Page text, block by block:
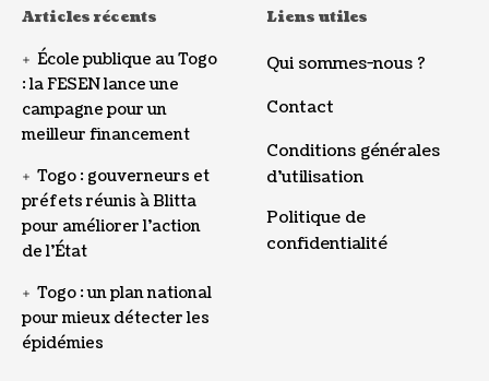
Articles récents
École publique au Togo
: la FESEN lance une
campagne pour un
meilleur financement
Togo : gouverneurs et
préfets réunis à Blitta
pour améliorer l’action
de l’État
Togo : un plan national
pour mieux détecter les
épidémies
Liens utiles
Qui sommes-nous ?
Contact
Conditions générales
d’utilisation
Politique de
confidentialité